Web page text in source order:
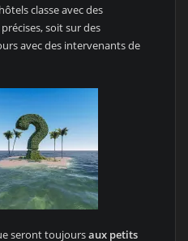
classe avec des
soit sur des
avec des intervenants de
seront toujoursaux petits